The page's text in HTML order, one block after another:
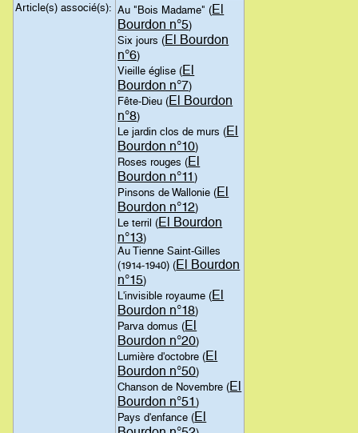
Article(s) associé(s): Au "Bois Madame" (El
Bourdon n°5)
Six jours (El Bourdon
n°6)
Vieille église (El
Bourdon n°7)
Fête-Dieu (El Bourdon
n°8)
Le jardin clos de murs (El
Bourdon n°10)
Roses rouges (El
Bourdon n°11)
Pinsons de Wallonie (El
Bourdon n°12)
Le terril (El Bourdon
n°13)
Au Tienne Saint-Gilles
(1914-1940) (El Bourdon
n°15)
L'invisible royaume (El
Bourdon n°18)
Parva domus (El
Bourdon n°20)
Lumière d'octobre (El
Bourdon n°50)
Chanson de Novembre (El
Bourdon n°51)
Pays d'enfance (El